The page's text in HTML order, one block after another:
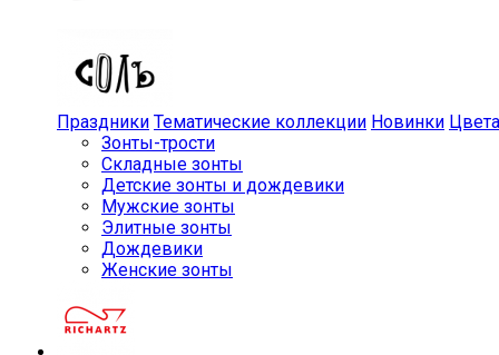
Праздники Тематические коллекции Новинки Цвета
Зонты-трости
Складные зонты
Детские зонты и дождевики
Мужские зонты
Элитные зонты
Дождевики
Женские зонты